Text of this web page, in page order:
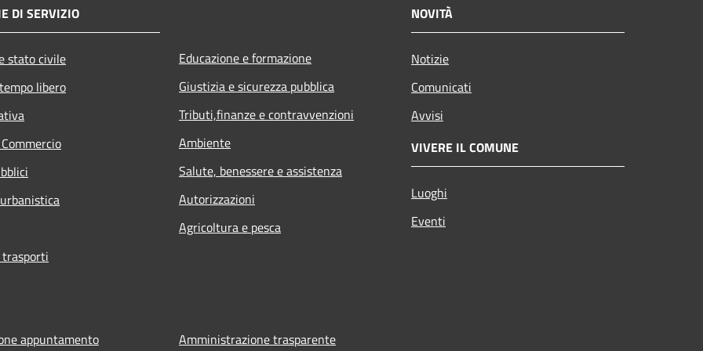
DI SERVIZIO
stato civile
libero
Educazione e formazione
Giustizia e sicurezza pubblica
Tributi,finanze e contravvenzioni
Ambiente
Salute, benessere e assistenza
Autorizzazioni
Agricoltura e pesca
NOVITÀ
Notizie
Comunicati
Avvisi
VIVERE IL COMUNE
Luoghi
Eventi
appuntamento Amministrazione trasparente